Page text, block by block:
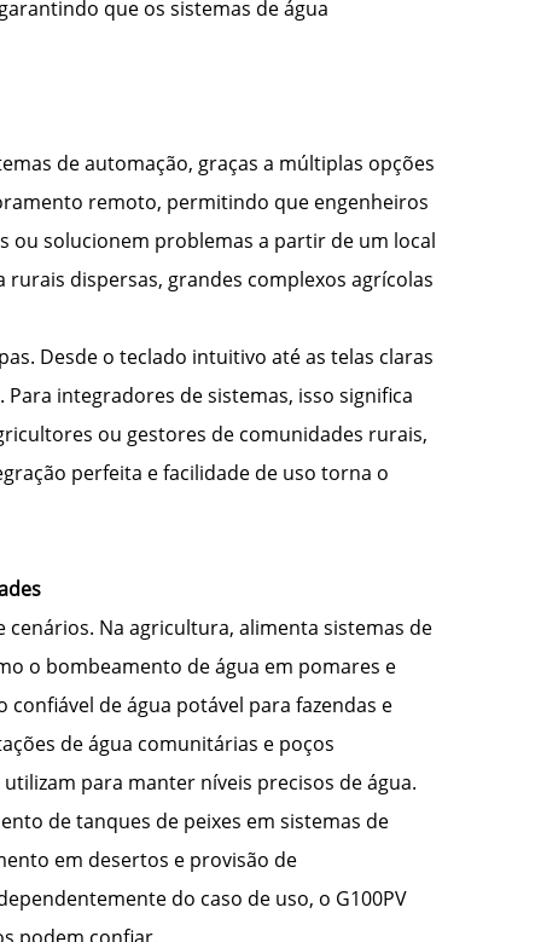
que os sistemas de água
de automação, graças a múltiplas opções
remoto, permitindo que engenheiros
ou solucionem problemas a partir de um local
dispersas, grandes complexos agrícolas
Desde o teclado intuitivo até as telas claras
integradores de sistemas, isso significa
ou gestores de comunidades rurais,
perfeita e facilidade de uso torna o
cenários. Na agricultura, alimenta sistemas de
o bombeamento de água em pomares e
de água potável para fazendas e
de água comunitárias e poços
para manter níveis precisos de água.
de tanques de peixes em sistemas de
em desertos e provisão de
do caso de uso, o G100PV